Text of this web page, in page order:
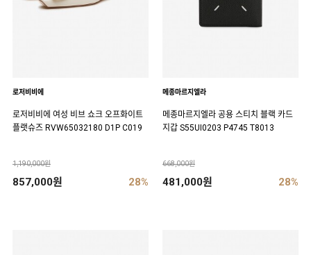
로저비비에
로저비비에 여성 비브 쇼크 오프화이트
플랫슈즈 RVW65032180 D1P C019
1,190,000원
857,000원 28%
메종마르지엘라
메종마르지엘라 공용 스티치 블랙 카드
지갑 S55UI0203 P4745 T8013
668,000원
481,000원 28%